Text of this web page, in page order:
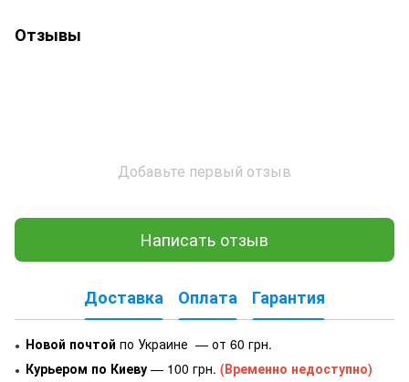
Отзывы
Добавьте первый отзыв
Написать отзыв
Доставка Оплата Гарантия
● Новой почтой по Украине — от 60 грн.
● Курьером по Киеву — 100 грн. (Временно недоступно)